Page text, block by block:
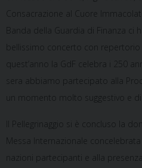
Consacrazione al Cuore
Banda della Guardia di Finanza ci
bellissimo concerto con repertorio
quest’anno la GdF celebra i 250
sera abbiamo partecipato alla
un momento molto suggestivo e
Il Pellegrinaggio si è concluso la
Messa Internazionale
nazioni partecipanti e alla